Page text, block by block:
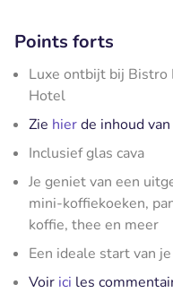
Points forts
Luxe ontbijt bij Bistro
Hotel
Zie hierde inhoud
Inclusief glas cava
Je geniet van een
mini-koffiekoeken,
koffie, thee en meer
Een ideale start van
Voir ici les